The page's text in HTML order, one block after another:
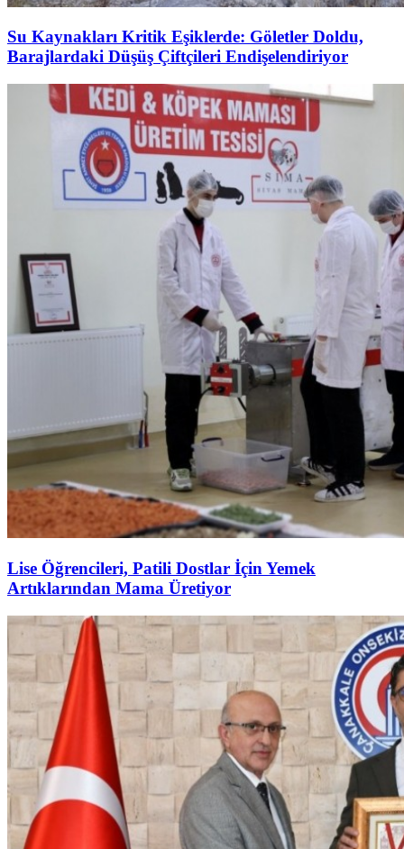
Su Kaynakları Kritik Eşiklerde: Göletler Doldu,
Barajlardaki Düşüş Çiftçileri Endişelendiriyor
Lise Öğrencileri, Patili Dostlar İçin Yemek
Artıklarından Mama Üretiyor